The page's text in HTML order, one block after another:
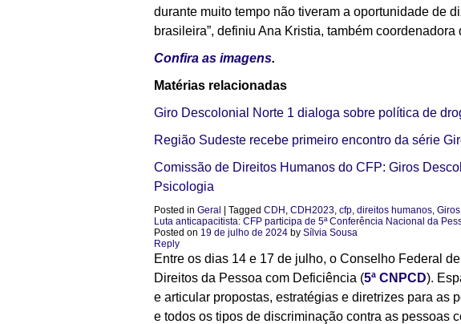
durante muito tempo não tiveram a oportunidade de
brasileira”, definiu Ana Kristia, também
Confira as imagens.
Matérias relacionadas
Giro Descolonial Norte 1 dialoga sobre política de
Região Sudeste recebe primeiro encontro da série
Comissão de Direitos Humanos do CFP: Giros
Psicologia
Posted in Geral Tagged CDH , CDH2023, cfp, direitos humanos,
Luta anticapacitista: CFP participa de 5ª Conferência Nacional da
Posted on 19 de julho de 2024 by Sílvia Sousa
Reply
Entre os dias 14 e 17 de julho, o Conselho Federal
Direitos da Pessoa com Deficiência (5ª CNPCD).
e articular propostas, estratégias e diretrizes para as
e todos os tipos de discriminação contra as pessoas